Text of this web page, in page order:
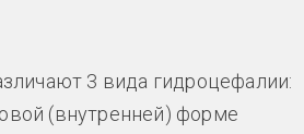
3 вида гидроцефалии:
(внутренней) форме